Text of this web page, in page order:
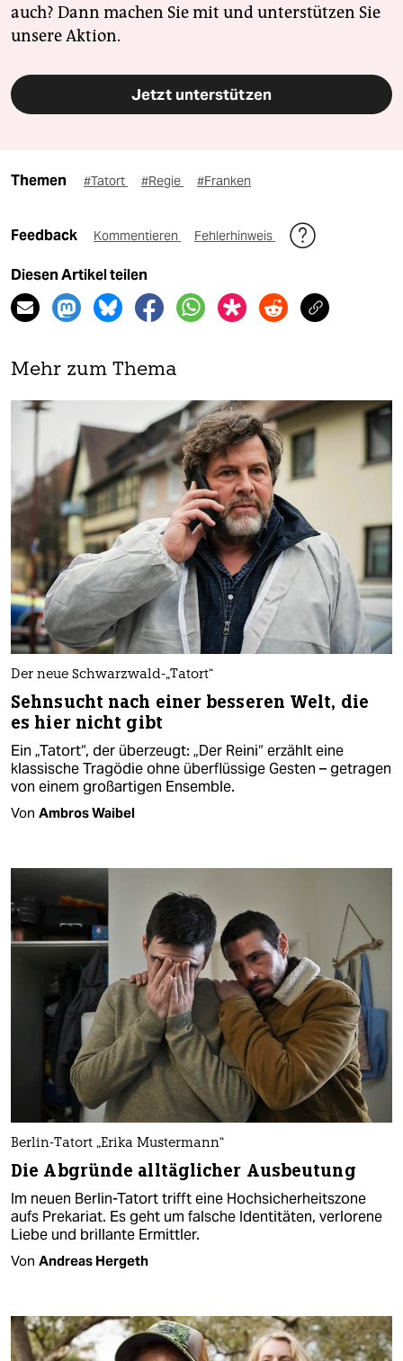
auch? Dann machen Sie mit und unterstützen Sie
unsere Aktion.
Jetzt unterstützen
Themen #Tatort #Regie #Franken
Feedback Kommentieren Fehlerhinweis
Diesen Artikel teilen
Mehr zum Thema
Der neue Schwarzwald-„Tatort“
Sehnsucht nach einer besseren Welt, die
es hier nicht gibt
Ein „Tatort“, der überzeugt: „Der Reini“ erzählt eine
klassische Tragödie ohne überflüssige Gesten – getragen
von einem großartigen Ensemble.
Von Ambros Waibel
Berlin-Tatort „Erika Mustermann“
Die Abgründe alltäglicher Ausbeutung
Im neuen Berlin-Tatort trifft eine Hochsicherheitszone
aufs Prekariat. Es geht um falsche Identitäten, verlorene
Liebe und brillante Ermittler.
Von Andreas Hergeth